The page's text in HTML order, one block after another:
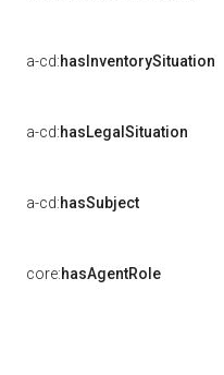
a-cd:hasInventorySituation
a-cd:hasLegalSituation
a-cd:hasSubject
core:hasAgentRole